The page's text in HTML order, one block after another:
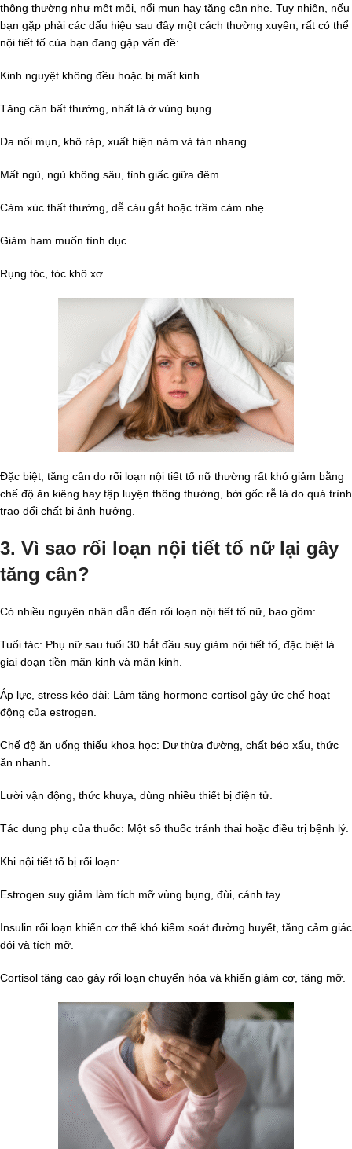
thông thường như mệt mỏi, nổi mụn hay tăng cân nhẹ. Tuy nhiên, nếu
bạn gặp phải các dấu hiệu sau đây một cách thường xuyên, rất có thể
nội tiết tố của bạn đang gặp vấn đề:
Kinh nguyệt không đều hoặc bị mất kinh
Tăng cân bất thường, nhất là ở vùng bụng
Da nổi mụn, khô ráp, xuất hiện nám và tàn nhang
Mất ngủ, ngủ không sâu, tỉnh giấc giữa đêm
Cảm xúc thất thường, dễ cáu gắt hoặc trầm cảm nhẹ
Giảm ham muốn tình dục
Rụng tóc, tóc khô xơ
Đặc biệt, tăng cân do rối loạn nội tiết tố nữ thường rất khó giảm bằng
chế độ ăn kiêng hay tập luyện thông thường, bởi gốc rễ là do quá trình
trao đổi chất bị ảnh hưởng.
3. Vì sao rối loạn nội tiết tố nữ lại gây
tăng cân?
Có nhiều nguyên nhân dẫn đến rối loạn nội tiết tố nữ, bao gồm:
Tuổi tác: Phụ nữ sau tuổi 30 bắt đầu suy giảm nội tiết tố, đặc biệt là
giai đoạn tiền mãn kinh và mãn kinh.
Áp lực, stress kéo dài: Làm tăng hormone cortisol gây ức chế hoạt
động của estrogen.
Chế độ ăn uống thiếu khoa học: Dư thừa đường, chất béo xấu, thức
ăn nhanh.
Lười vận động, thức khuya, dùng nhiều thiết bị điện tử.
Tác dụng phụ của thuốc: Một số thuốc tránh thai hoặc điều trị bệnh lý.
Khi nội tiết tố bị rối loạn:
Estrogen suy giảm làm tích mỡ vùng bụng, đùi, cánh tay.
Insulin rối loạn khiến cơ thể khó kiểm soát đường huyết, tăng cảm giác
đói và tích mỡ.
Cortisol tăng cao gây rối loạn chuyển hóa và khiến giảm cơ, tăng mỡ.